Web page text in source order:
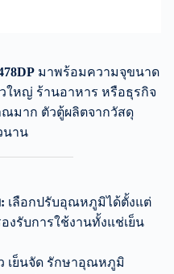
มาพร้อมความจุขนาด
ใหญ่ ร้านอาหาร หรือธุรกิจ
ณมาก ตัวตู้ผลิตจากวัสดุ
นาน
เลือกปรับอุณหภูมิได้ตั้งแต่
องรับการใช้งานทั้งแช่เย็น
ว เย็นจัด รักษาอุณหภูมิ